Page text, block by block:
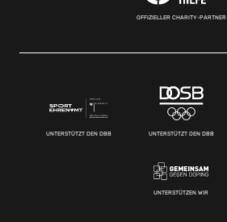
OFFIZIELLER CHARITY-PARTNER
UNTERSTÜTZT DEN DBB UNTERSTÜTZT DEN DBB
UNTERSTÜTZEN WIR